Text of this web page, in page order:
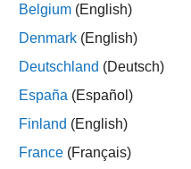
= extractFileText(
= extractFileText( は
Belgium (English)
Denmark (English)
Deutschland (Deutsch)
España (Español)
Finland (English)
France (Français)